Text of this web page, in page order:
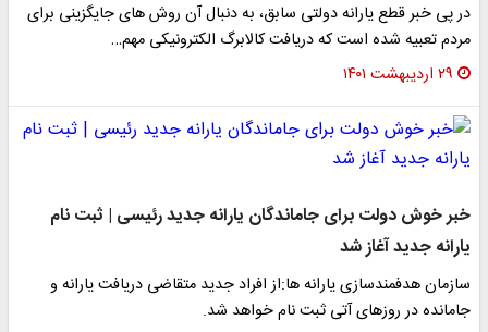
در پی خبر قطع یارانه دولتی سابق، به دنبال آن روش های جایگزینی برای
مردم تعبیه شده است که دریافت کالابرگ الکترونیکی مهم…
۲۹ اردیبهشت ۱۴۰۱
​خبر خوش دولت برای جاماندگان یارانه جدید رئیسی | ثبت نام
یارانه جدید آغاز شد
سازمان هدفمندسازی یارانه ها:از افراد جدید متقاضی دریافت یارانه و
جامانده در روزهای آتی ثبت نام خواهد شد.